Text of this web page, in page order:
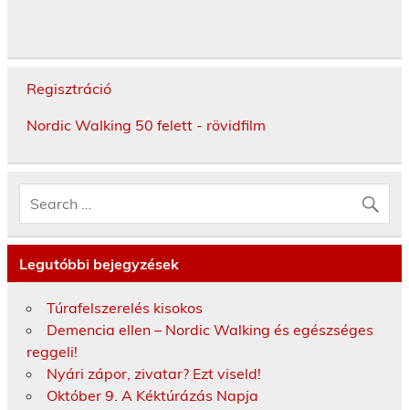
Regisztráció
Nordic Walking 50 felett - rövidfilm
Legutóbbi bejegyzések
Túrafelszerelés kisokos
Demencia ellen – Nordic Walking és egészséges
reggeli!
Nyári zápor, zivatar? Ezt viseld!
Október 9. A Kéktúrázás Napja